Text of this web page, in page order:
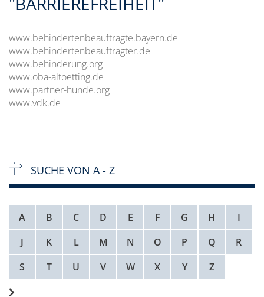
www.behindertenbeauftragte.bayern.de
www.behindertenbeauftragter.de
www.behinderung.org
www.oba-altoetting.de
www.partner-hunde.org
www.vdk.de
SUCHE VON A - Z
A B C D E F G H
I
J
K L M N O P Q
R
S
T U V W X Y Z